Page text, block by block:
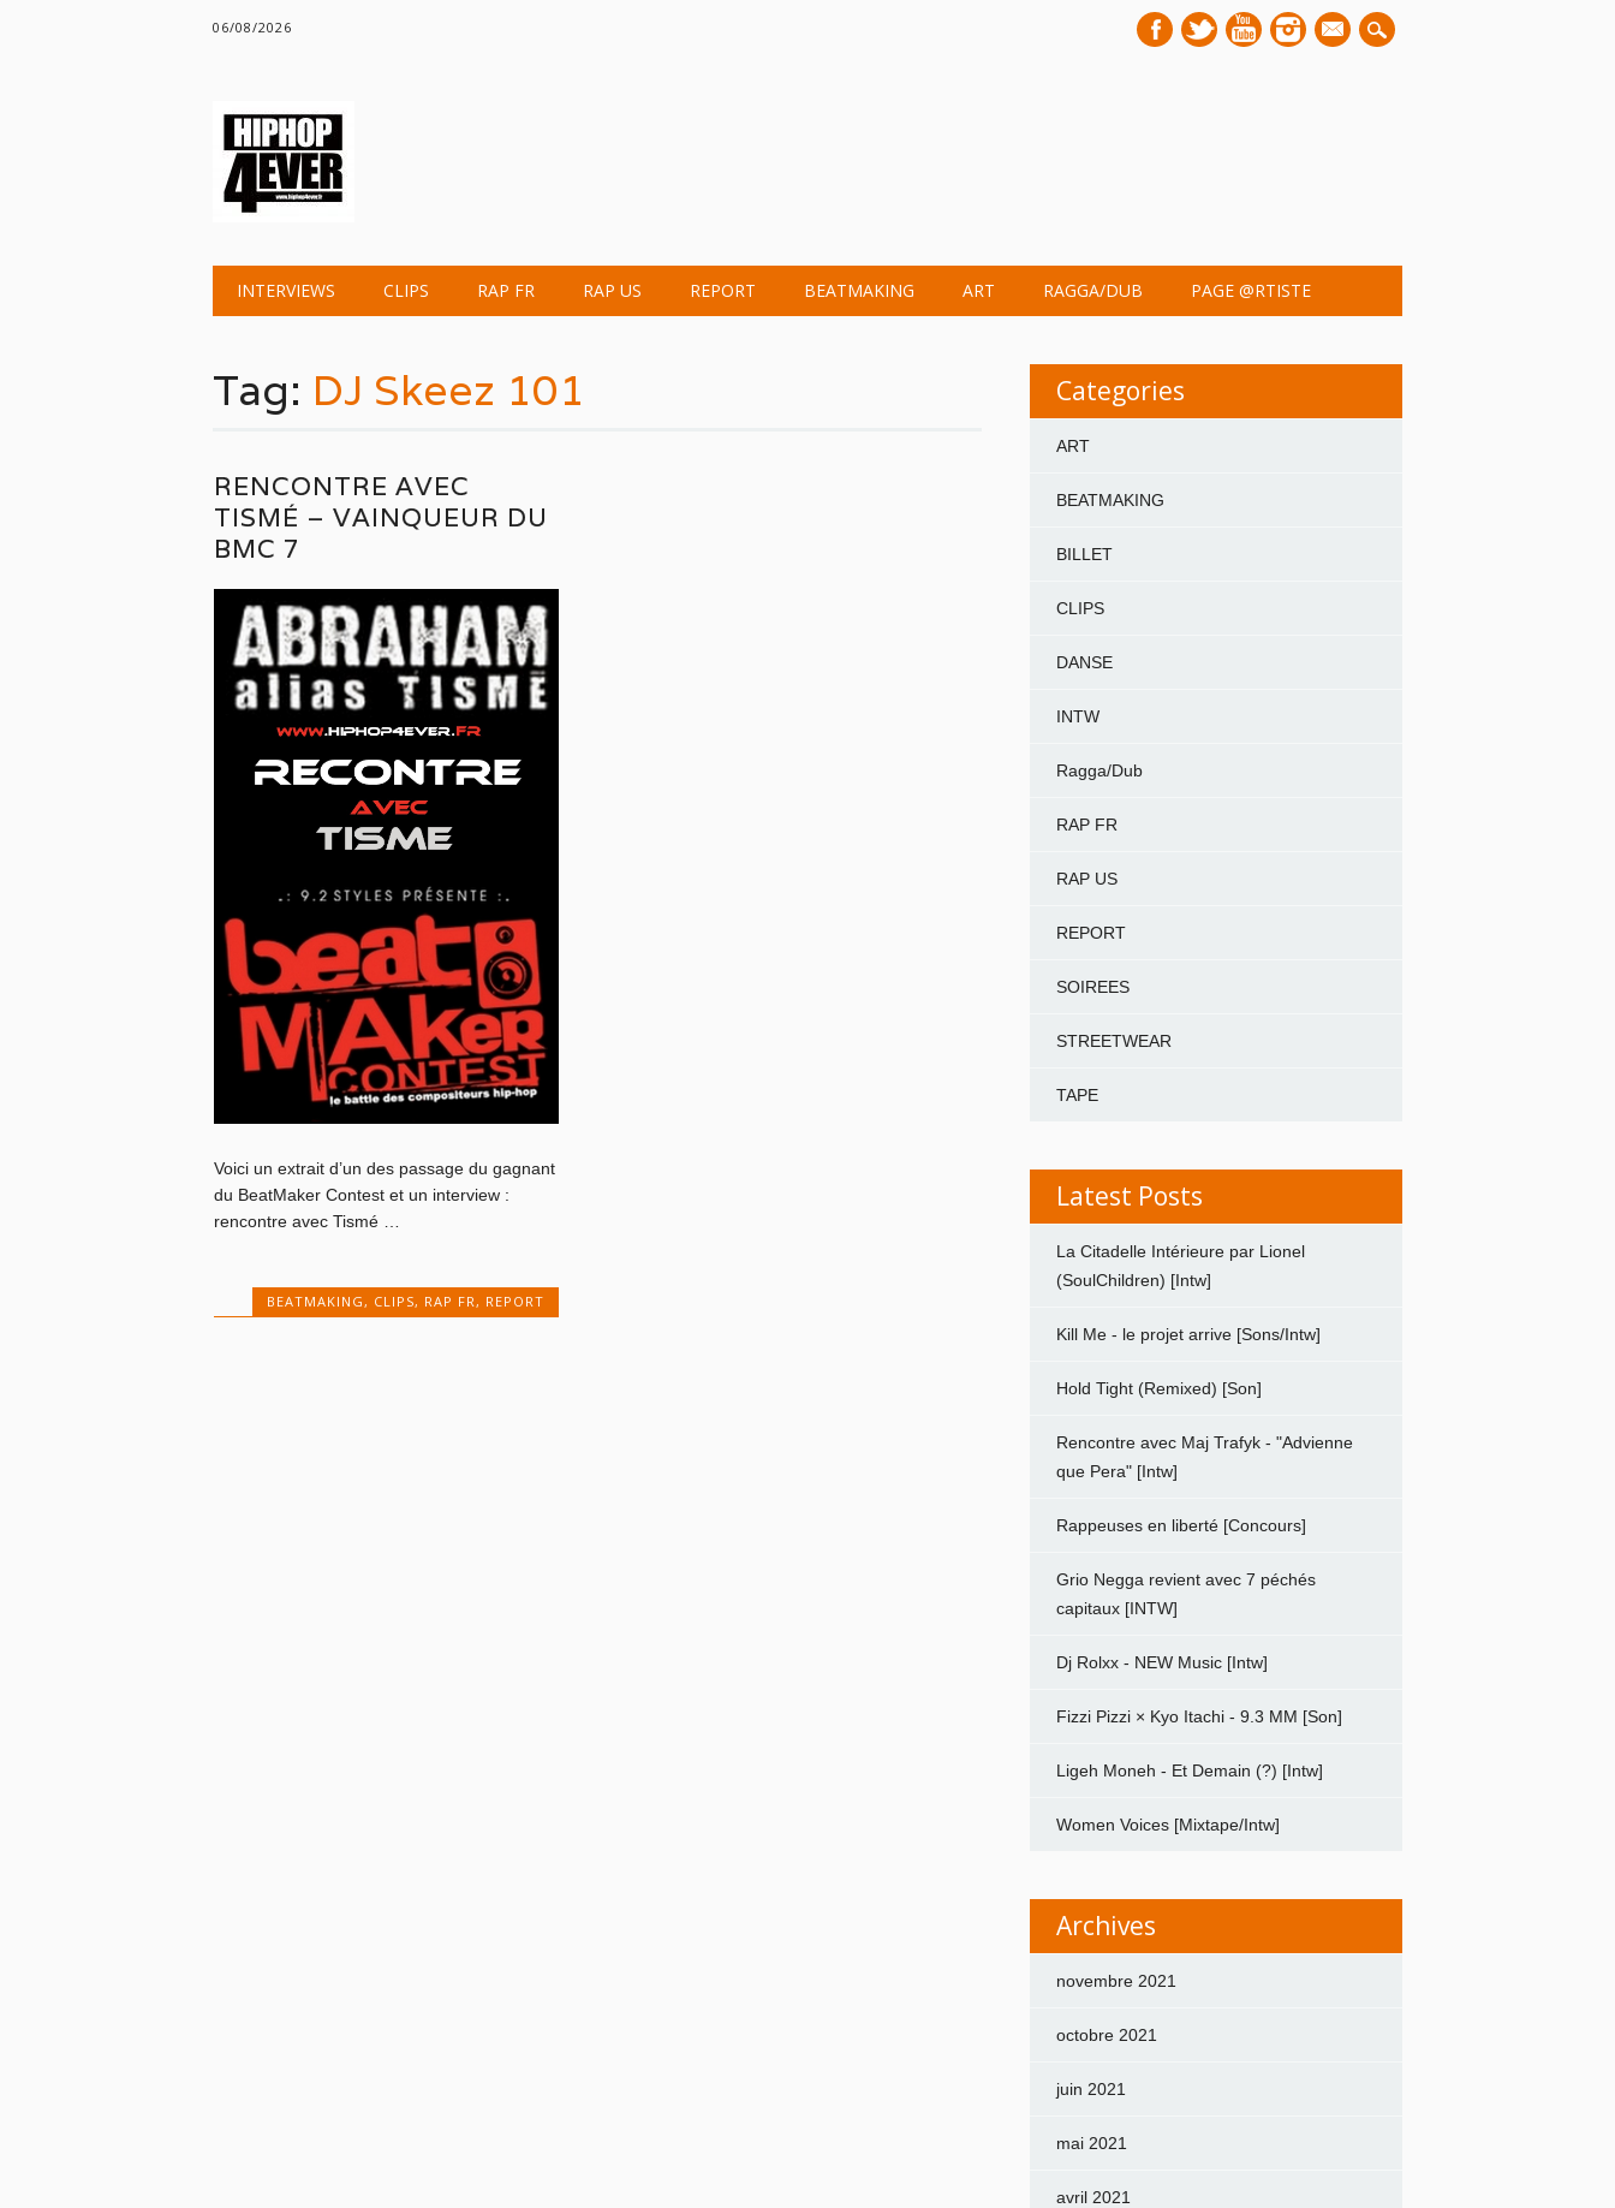
06/08/2026
mail
Main menu
INTERVIEWS CLIPS RAP FR RAP US REPORT BEATMAKING ART RAGGA/DUB PAGE @RTISTE
Tag: DJ Skeez 101
RENCONTRE AVEC
TISMÉ – VAINQUEUR DU
BMC 7
Voici un extrait d’un des passage du gagnant
du BeatMaker Contest et un interview :
rencontre avec Tismé …
BEATMAKING , CLIPS, RAP FR , REPORT
Categories
ART
BEATMAKING
BILLET
CLIPS
DANSE
INTW
Ragga/Dub
RAP FR
RAP US
REPORT
SOIREES
STREETWEAR
TAPE
Latest Posts
La Citadelle Intérieure par Lionel
(SoulChildren) [Intw]
Kill Me - le projet arrive [Sons/Intw]
Hold Tight (Remixed) [Son]
Rencontre avec Maj Trafyk - "Advienne
que Pera" [Intw]
Rappeuses en liberté [Concours]
Grio Negga revient avec 7 péchés
capitaux [INTW]
Dj Rolxx - NEW Music [Intw]
Fizzi Pizzi × Kyo Itachi - 9.3 MM [Son]
Ligeh Moneh - Et Demain (?) [Intw]
Women Voices [Mixtape/Intw]
Archives
novembre 2021
octobre 2021
juin 2021
mai 2021
avril 2021